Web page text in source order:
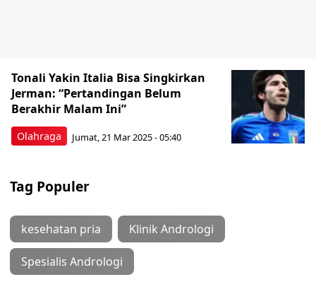
Olahraga
Tonali Yakin Italia Bisa Singkirkan
Jerman: “Pertandingan Belum
Berakhir Malam Ini”
Jumat, 21 Mar 2025 - 05:40
Tag Populer
kesehatan pria Klinik Andrologi
Spesialis Andrologi